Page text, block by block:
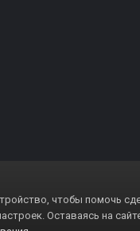
чтобы помочь
Оставаясь на